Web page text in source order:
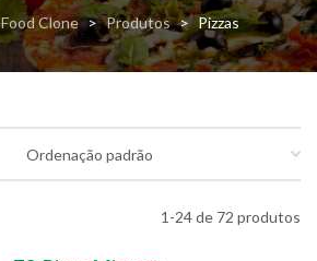
Clone > Produtos > Pizzas
1-24 de 72 produtos